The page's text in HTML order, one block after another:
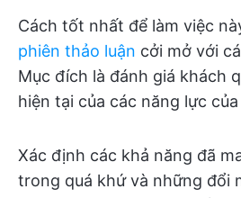
Cách tốt nhất để làm việc
phiên thảo luận cởi mở với
Mục đích là đánh giá khách
hiện tại của các năng lực
Xác định các khả năng đã
trong quá khứ và những đổi